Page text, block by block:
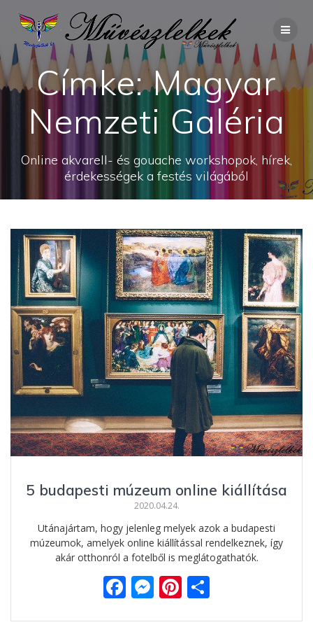
content
Címke:Magyar
Nemzeti Galéria
Online akvarell- és gouache workshopok, hírek,
érdekességek a festés világából
5 budapesti múzeum online kiállítása
2020.04.24.
Utánajártam, hogy jelenleg melyek azok a budapesti
múzeumok, amelyek online kiállítással rendelkeznek, így
akár otthonról a fotelből is meglátogathatók.
F M Pi